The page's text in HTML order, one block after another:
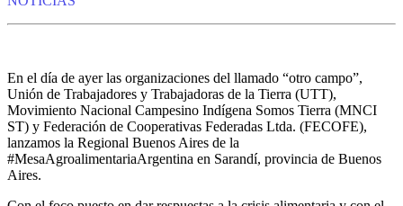
En el día de ayer las organizaciones del llamado “otro campo”,
Unión de Trabajadores y Trabajadoras de la Tierra (UTT),
Movimiento Nacional Campesino Indígena Somos Tierra (MNCI
ST) y Federación de Cooperativas Federadas Ltda. (FECOFE),
lanzamos la Regional Buenos Aires de la
#MesaAgroalimentariaArgentina en Sarandí, provincia de Buenos
Aires.